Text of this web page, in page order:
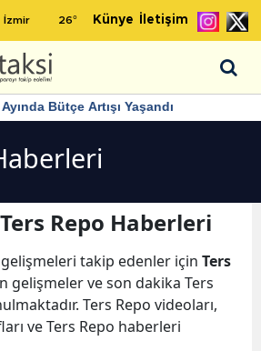
26° Künye İletişim
Bütçe Artışı Yaşandı
Repo Haberleri
takip edenler için Ters
gelişmeler ve son dakika Ters
Ters Repo videoları,
ve Ters Repo haberleri